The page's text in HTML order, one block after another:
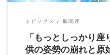
トピックス 脳関連
「もっとしっかり
供の姿勢の崩れと原